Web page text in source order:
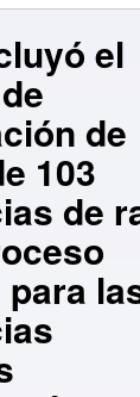
el
de
103
de